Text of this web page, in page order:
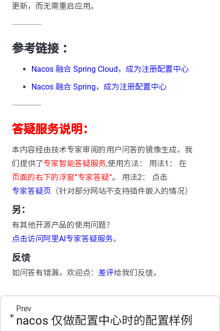
更新，而无需重启应用。
---------------
参考链接 ：
Nacos 融合 Spring Cloud，成为注册配置中心
Nacos 融合 Spring，成为注册配置中心
---------------
答疑服务说明：
本内容经由技术专家审阅的用户问答的镜像生成，我
们提供了专家智能答疑服务,使用方法： 用法1： 在
页面的右下的浮窗”专家答疑“。 用法2： 点击
专家答疑页 （针对部分网站不支持插件嵌入的情况）
另：
有其他开源产品的使用问题？
点击访问阿里AI专家答疑服务。
反馈
如问答有错漏，欢迎点： 差评给我们反馈。
Prev
nacos 仅做配置中心时的配置样例